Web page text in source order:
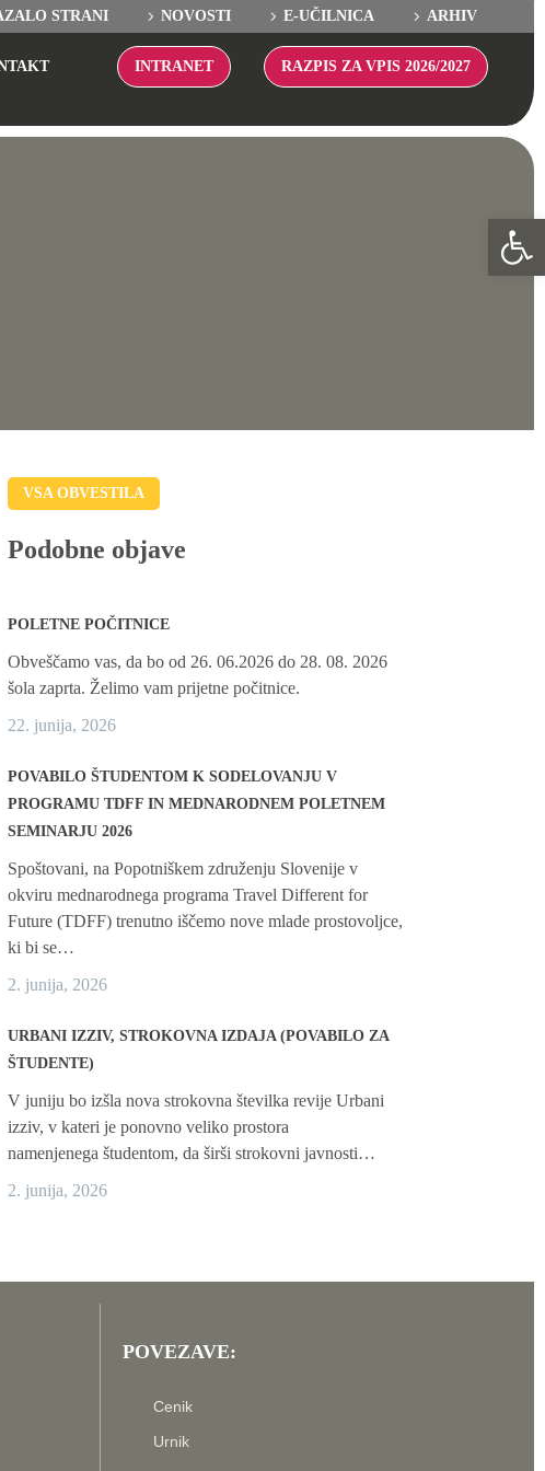
STRANI NOVOSTI E-UČILNICA ARHIV
INTRANET RAZPIS ZA VPIS 2026/2027
VSA OBVESTILA
Podobne objave
POLETNE POČITNICE
Obveščamo vas, da bo od 26. 06.2026 do 28. 08. 2026
šola zaprta. Želimo vam prijetne počitnice.
22. junija, 2026
POVABILO ŠTUDENTOM K SODELOVANJU V
PROGRAMU TDFF IN MEDNARODNEM POLETNEM
SEMINARJU 2026
Spoštovani, na Popotniškem združenju Slovenije v
okviru mednarodnega programa Travel Different for
Future (TDFF) trenutno iščemo nove mlade prostovoljce,
ki bi se…
2. junija, 2026
URBANI IZZIV, STROKOVNA IZDAJA (POVABILO ZA
ŠTUDENTE)
V juniju bo izšla nova strokovna številka revije Urbani
izziv, v kateri je ponovno veliko prostora
namenjenega študentom, da širši strokovni javnosti…
2. junija, 2026
POVEZAVE:
Cenik
Urnik